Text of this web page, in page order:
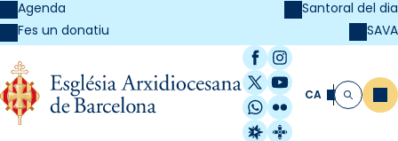
Agenda
Fes un donatiu
Santoral del dia
SAVA
Facebook
Instagram
X / Twitter
YouTube
WhatsApp
Flickr
Radio Estel
Catalunya
CA Cerca